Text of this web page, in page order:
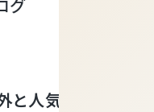
グ
と人気